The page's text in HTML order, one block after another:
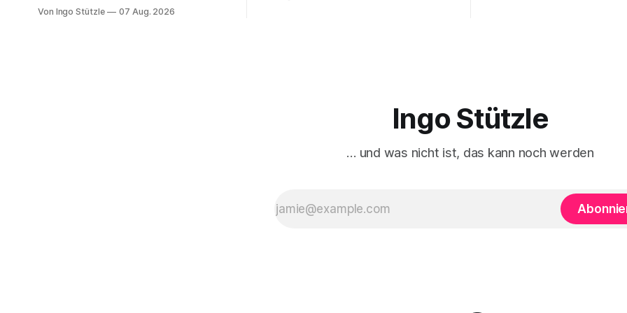
Gesamtausgabe, die die Exzerpte,
Von Ingo Stützle 07 Aug. 2026
Ingo Stützle
… und was nicht ist, das kann noch werden